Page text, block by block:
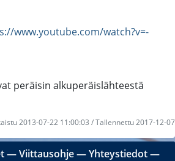
www.youtube.com/watch?v=-
peräisin alkuperäislähteestä
2013-07-22 11:00:03 / Tallennettu 2017-12-07
―Viittausohje―Yhteystiedot―